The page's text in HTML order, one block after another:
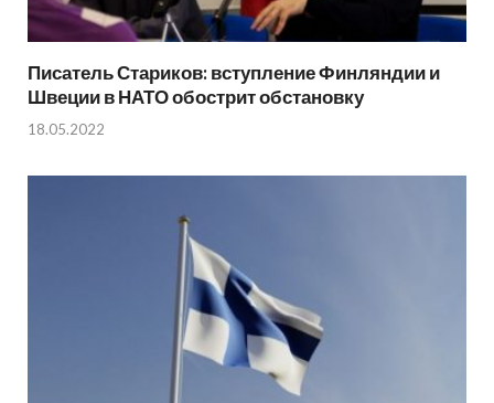
Писатель Стариков: вступление Финляндии и
Швеции в НАТО обострит обстановку
18.05.2022